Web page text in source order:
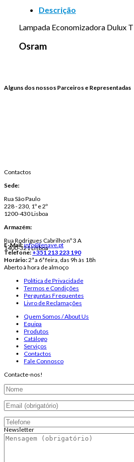
Descrição
Lampada Economizadora Dulux
Osram
Alguns dos nossos Parceiros e Representadas
Contactos
Sede:
Rua São Paulo
228 - 230, 1º e 2º
1200-430 Lisboa
Armazém:
Rua Rodrigues Cabrilho nº 3 A
1400-321 Lisboa
E-Mail:info@lenave.pt
Telefone:+351 213 223 190
Horário:2ª a 6ª feira, das 9h às 18h
Aberto à hora de almoço
Política de Privacidade
Termos e Condições
Perguntas Frequentes
Livro de Reclamações
Quem Somos / About Us
Equipa
Produtos
Catálogo
Serviços
Contactos
Fale Connosco
Contacte-nos!
Newsletter
Endereço de email: